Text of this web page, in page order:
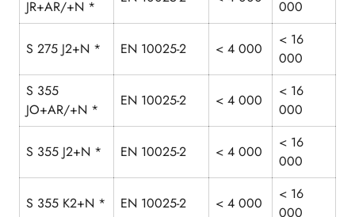
JR+AR/+N *
000
S 275 J2+N * EN 10025-2 < 4 000
< 16
000
S 355
JO+AR/+N *
EN 10025-2 < 4 000
< 16
000
S 355 J2+N * EN 10025-2 < 4 000
< 16
000
S 355 K2+N * EN 10025-2 < 4 000
< 16
000